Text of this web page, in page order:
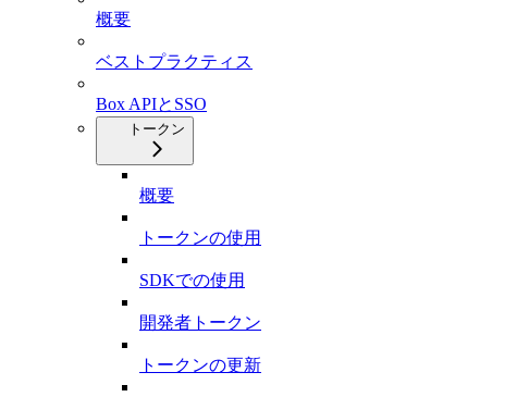
概要
ベストプラクティス
Box APIとSSO
トークン
概要
トークンの使用
SDKでの使用
開発者トークン
トークンの更新